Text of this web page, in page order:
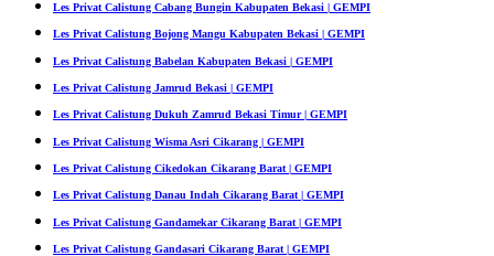
Les Privat Calistung Cabang Bungin Kabupaten Bekasi | GEMPI
Les Privat Calistung Bojong Mangu Kabupaten Bekasi | GEMPI
Les Privat Calistung Babelan Kabupaten Bekasi | GEMPI
Les Privat Calistung Jamrud Bekasi | GEMPI
Les Privat Calistung Dukuh Zamrud Bekasi Timur | GEMPI
Les Privat Calistung Wisma Asri Cikarang | GEMPI
Les Privat Calistung Cikedokan Cikarang Barat | GEMPI
Les Privat Calistung Danau Indah Cikarang Barat | GEMPI
Les Privat Calistung Gandamekar Cikarang Barat | GEMPI
Les Privat Calistung Gandasari Cikarang Barat | GEMPI